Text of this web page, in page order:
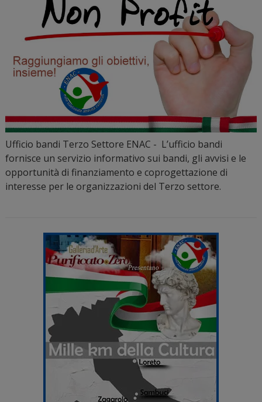
Ufficio bandi Terzo Settore ENAC - L’ufficio bandi
fornisce un servizio informativo sui bandi, gli avvisi e le
opportunità di finanziamento e coprogettazione di
interesse per le organizzazioni del Terzo settore.